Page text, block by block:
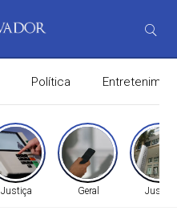
Política
Justiça Geral Justiça